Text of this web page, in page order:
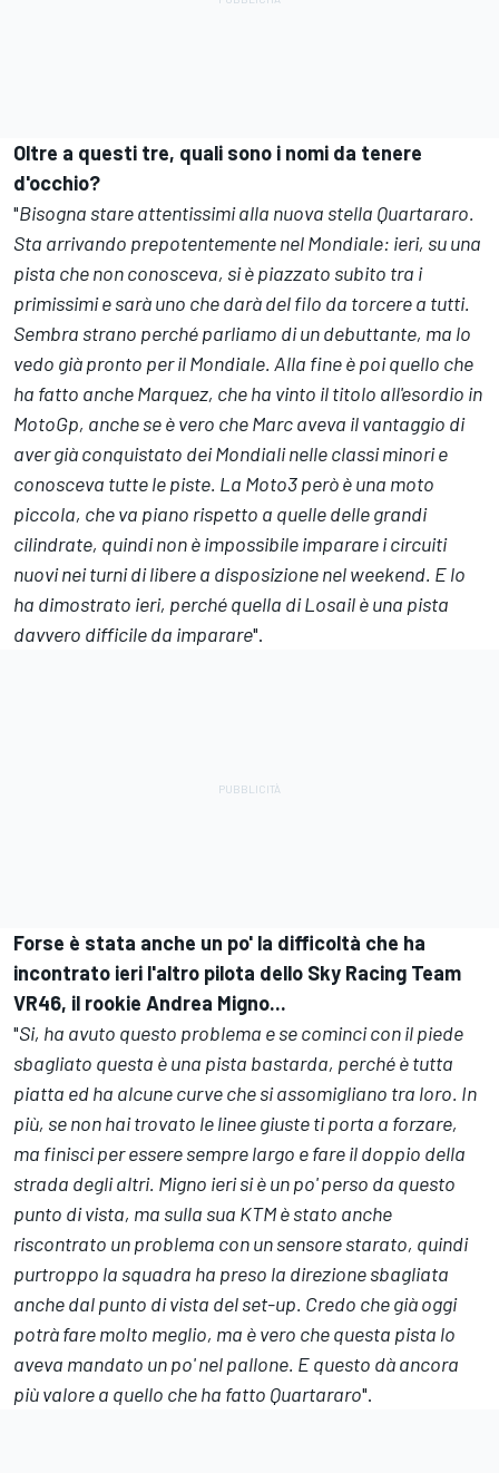
Oltre a questi tre, quali sono i nomi da tenere
d'occhio?
"Bisogna stare attentissimi alla nuova stella Quartararo.
Sta arrivando prepotentemente nel Mondiale: ieri, su una
pista che non conosceva, si è piazzato subito tra i
primissimi e sarà uno che darà del filo da torcere a tutti.
Sembra strano perché parliamo di un debuttante, ma lo
vedo già pronto per il Mondiale. Alla fine è poi quello che
ha fatto anche Marquez, che ha vinto il titolo all'esordio in
MotoGp, anche se è vero che Marc aveva il vantaggio di
aver già conquistato dei Mondiali nelle classi minori e
conosceva tutte le piste. La Moto3 però è una moto
piccola, che va piano rispetto a quelle delle grandi
cilindrate, quindi non è impossibile imparare i circuiti
nuovi nei turni di libere a disposizione nel weekend. E lo
ha dimostrato ieri, perché quella di Losail è una pista
davvero difficile da imparare".
Forse è stata anche un po' la difficoltà che ha
incontrato ieri l'altro pilota dello Sky Racing Team
VR46, il rookie Andrea Migno...
"Si, ha avuto questo problema e se cominci con il piede
sbagliato questa è una pista bastarda, perché è tutta
piatta ed ha alcune curve che si assomigliano tra loro. In
più, se non hai trovato le linee giuste ti porta a forzare,
ma finisci per essere sempre largo e fare il doppio della
strada degli altri. Migno ieri si è un po' perso da questo
punto di vista, ma sulla sua KTM è stato anche
riscontrato un problema con un sensore starato, quindi
purtroppo la squadra ha preso la direzione sbagliata
anche dal punto di vista del set-up. Credo che già oggi
potrà fare molto meglio, ma è vero che questa pista lo
aveva mandato un po' nel pallone. E questo dà ancora
più valore a quello che ha fatto Quartararo".